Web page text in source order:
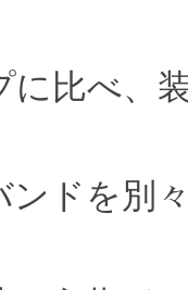
べ、装
を別々